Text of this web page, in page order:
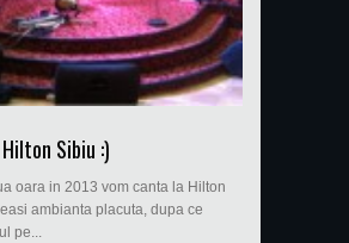
Sibiu :)
oara in 2013 vom canta la Hilton
ambianta placuta, dupa ce
pe...